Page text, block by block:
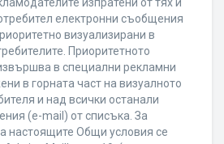
електронни съобщения
визуализирани в
Приоритетното
в специални рекламни
в горната част на визуалното
и над всички останали
(e-mail) от списъка. За
настоящите Общи условия се